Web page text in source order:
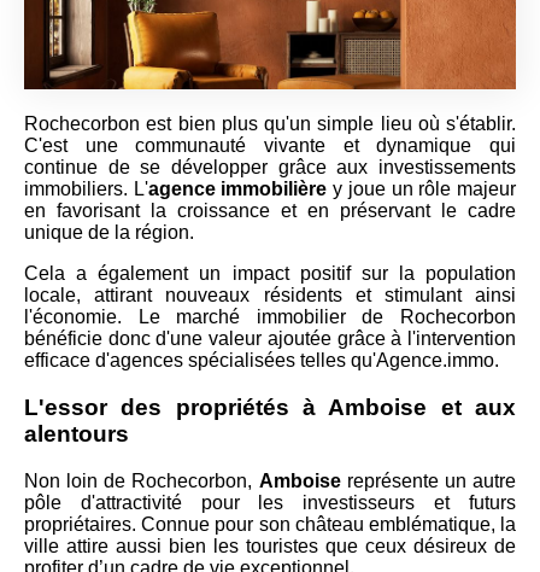
Rochecorbon est bien plus qu'un simple lieu où s'établir.
C'est une communauté vivante et dynamique qui
continue de se développer grâce aux investissements
immobiliers. L'agence immobilière y joue un rôle majeur
en favorisant la croissance et en préservant le cadre
unique de la région.
Cela a également un impact positif sur la population
locale, attirant nouveaux résidents et stimulant ainsi
l'économie. Le marché immobilier de Rochecorbon
bénéficie donc d'une valeur ajoutée grâce à l'intervention
efficace d'agences spécialisées telles qu'Agence.immo.
L'essor des propriétés à Amboise et aux
alentours
Non loin de Rochecorbon, Amboisereprésente un autre
pôle d'attractivité pour les investisseurs et futurs
propriétaires. Connue pour son château emblématique, la
ville attire aussi bien les touristes que ceux désireux de
profiter d’un cadre de vie exceptionnel.